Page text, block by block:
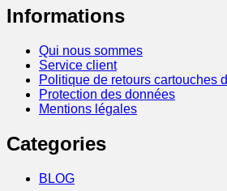
Informations
Qui nous sommes
Service client
Politique de retours cartouches
Protection des données
Mentions légales
Categories
BLOG